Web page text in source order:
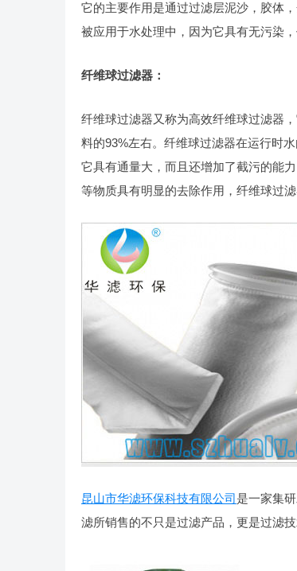
它的主要作用是通过过滤层泥沙，胶体
被应用于水处理中，因为它具有无污染
纤维球过滤器：
纤维球过滤器又称为高效纤维球过滤器
料的93%左右。纤维球过滤器在运行时
它具有通量大，而且还增加了截污的能
等物质具有明显的去除作用，纤维球过
昆山市华滤环保科技有限公司是一家集
滤所销售的不只是过滤产品，更是过滤